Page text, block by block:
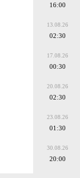
16:00
13.08.26
02:30
17.08.26
00:30
20.08.26
02:30
23.08.26
01:30
30.08.26
20:00